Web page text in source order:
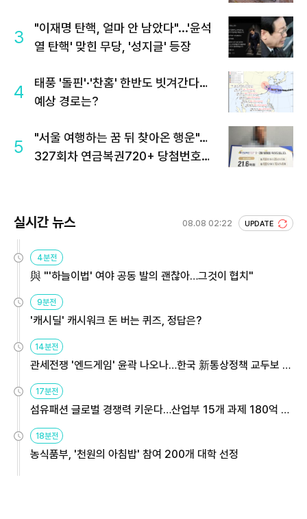
3
"이재명 탄핵, 얼마 안 남았다"...'윤석
열 탄핵' 맞힌 무당, '성지글' 등장
4
태풍 '돌핀'·'찬홈' 한반도 빗겨간다…
예상 경로는?
5
"서울 여행하는 꿈 뒤 찾아온 행운"…
327회차 연금복권720+ 당첨번호조
실시간 뉴스 08.08 02:22 UPDATE
4분전
與 "'하늘이법' 여야 공동 발의 괜찮아…그것이 협치"
9분전
'캐시딜' 캐시워크 돈 버는 퀴즈, 정답은?
14분전
관세전쟁 '엔드게임' 윤곽 나오나…한국 新통상정책 교두보 활
용해야
17분전
섬유패션 글로벌 경쟁력 키운다…산업부 15개 과제 180억 지
원
18분전
농식품부, '천원의 아침밥' 참여 200개 대학 선정